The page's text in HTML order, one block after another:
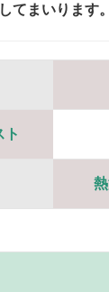
てまいります。
ト